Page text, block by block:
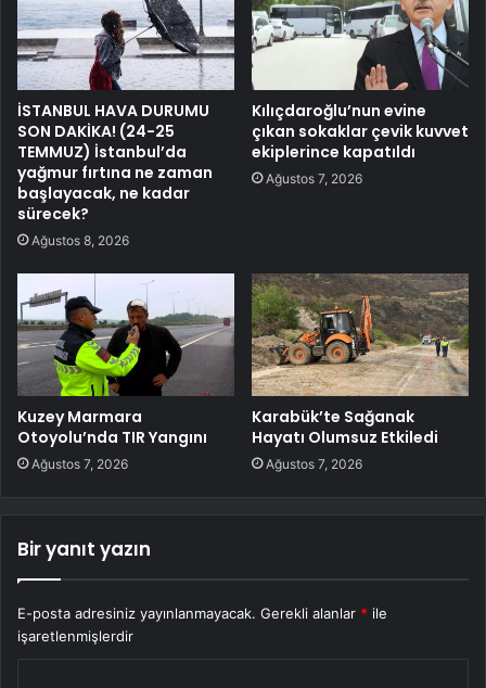
İSTANBUL HAVA DURUMU
SON DAKİKA! (24-25
TEMMUZ) İstanbul’da
yağmur fırtına ne zaman
başlayacak, ne kadar
sürecek?
Ağustos 8, 2026
Kılıçdaroğlu’nun evine
çıkan sokaklar çevik kuvvet
ekiplerince kapatıldı
Ağustos 7, 2026
Kuzey Marmara
Otoyolu’nda TIR Yangını
Ağustos 7, 2026
Karabük’te Sağanak
Hayatı Olumsuz Etkiledi
Ağustos 7, 2026
Bir yanıt yazın
E-posta adresiniz yayınlanmayacak. Gerekli alanlar * ile
işaretlenmişlerdir